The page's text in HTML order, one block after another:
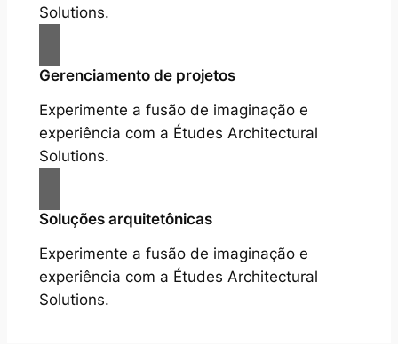
Solutions.
Gerenciamento de projetos
Experimente a fusão de imaginação e
experiência com a Études Architectural
Solutions.
Soluções arquitetônicas
Experimente a fusão de imaginação e
experiência com a Études Architectural
Solutions.